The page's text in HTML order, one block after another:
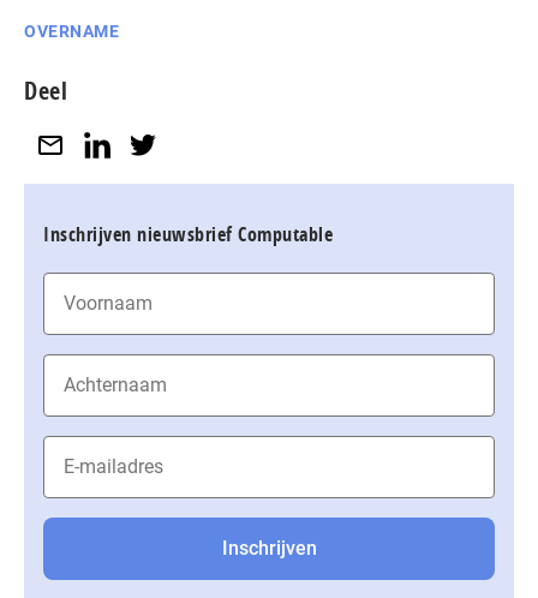
OVERNAME
Deel
Inschrijven nieuwsbrief Computable